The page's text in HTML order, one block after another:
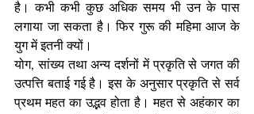
है। कभी कभी कुछ अधिक समय भी उन के पास
लगाया जा सकता है। फिर गुरू की महिमा आज के
युग में इतनी क्यों।
योग, सांख्य तथा अन्य दर्शनों में प्रकृति से जगत की
उत्पत्ति बताई गई है। इस के अनुसार प्रकृति से सर्व
प्रथम महत का उद्भव होता है। महत से अहंकार का